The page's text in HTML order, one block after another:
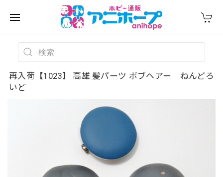
再入荷【1023】 高雄 髪パーツ ボブヘアー ねんどろ
いど